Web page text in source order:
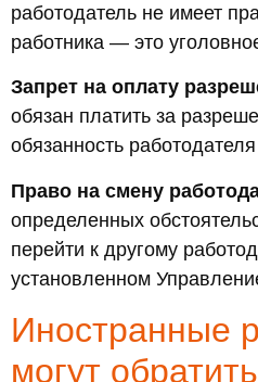
работодатель не имеет
работника — это
Запрет на оплату
обязан платить за
обязанность работодателя
Право на смену
определенных
перейти к другому
установленном
Иностранные
могут